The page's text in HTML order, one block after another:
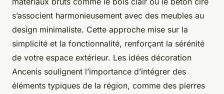
s’associent harmonieusement avec des meubles au
design minimaliste. Cette approche mise sur la
simplicité et la fonctionnalité, renforçant la sérénité
de votre espace extérieur. Les idées décoration
Ancenis soulignent l’importance d’intégrer des
éléments typiques de la région, comme des pierres